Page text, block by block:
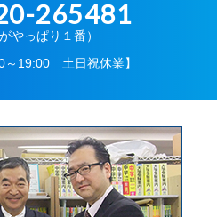
265481
やっぱり１番）
～19:00 土日祝休業】